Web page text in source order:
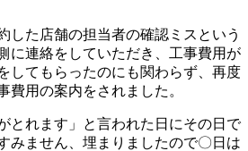
した店舗の担当者の確認ミスという
に連絡をしていただき、工事費用が
してもらったのにも関わらず、再度
費用の案内をされました。
とれます」と言われた日にその日で
みません、埋まりましたので〇日は